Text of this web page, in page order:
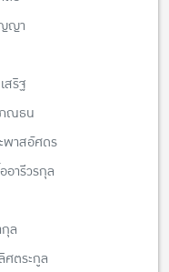
ญา
ริฐ
ณธน
พาสอัศดร
อารีวรกุล
ล
ศตระกูล